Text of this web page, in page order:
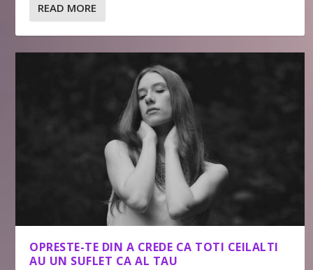
READ MORE
OPRESTE-TE DIN A CREDE CA TOTI CEILALTI
AU UN SUFLET CA AL TAU